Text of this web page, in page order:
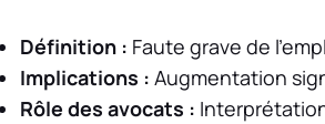
Définition : Faute grave de
Implications : Augmentation
Rôle des avocats :